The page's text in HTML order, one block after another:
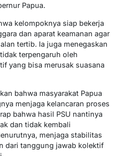
Papua.
kelompoknya siap bekerja
dan aparat keamanan agar
tertib. Ia juga menegaskan
terpengaruh oleh
yang bisa merusak suasana
bahwa masyarakat Papua
menjaga kelancaran proses
bahwa hasil PSU nantinya
dan tidak kembali
menjaga stabilitas
dari tanggung jawab kolektif